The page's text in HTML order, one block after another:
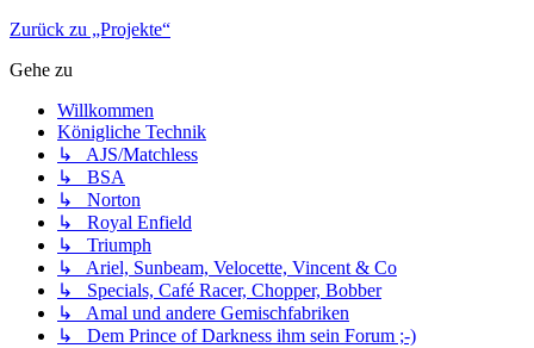
Zurück zu „Projekte“
Gehe zu
Willkommen
Königliche Technik
↳ AJS/Matchless
↳ BSA
↳ Norton
↳ Royal Enfield
↳ Triumph
↳ Ariel, Sunbeam, Velocette, Vincent & Co
↳ Specials, Café Racer, Chopper, Bobber
↳ Amal und andere Gemischfabriken
↳ Dem Prince of Darkness ihm sein Forum ;-)